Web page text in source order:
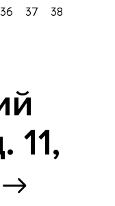
36 37
38
11,